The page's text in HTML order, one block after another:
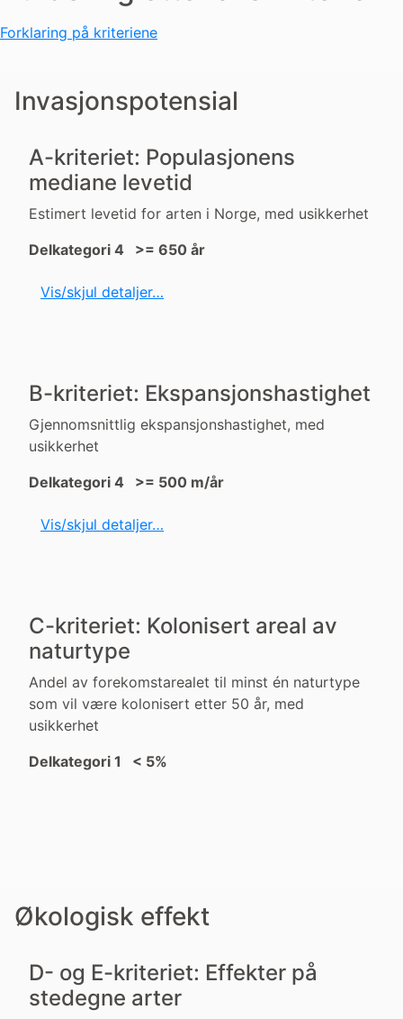
Forklaring på kriteriene
Invasjonspotensial
A-kriteriet: Populasjonens
mediane levetid
Estimert levetid for arten i Norge, med usikkerhet
Delkategori 4 >= 650 år
Vis/skjul detaljer…
B-kriteriet: Ekspansjonshastighet
Gjennomsnittlig ekspansjonshastighet, med
usikkerhet
Delkategori 4 >= 500 m/år
Vis/skjul detaljer…
C-kriteriet: Kolonisert areal av
naturtype
Andel av forekomstarealet til minst én naturtype
som vil være kolonisert etter 50 år, med
usikkerhet
Delkategori 1 < 5%
Økologisk effekt
D- og E-kriteriet: Effekter på
stedegne arter